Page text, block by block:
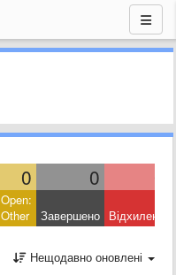
0 0
Open:
Other
Завершено Відхилено
Нещодавно оновлені